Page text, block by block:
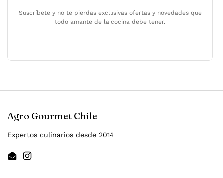
Suscríbete y no te pierdas exclusivas ofertas y novedades que
todo amante de la cocina debe tener.
Agro Gourmet Chile
Expertos culinarios desde 2014
EmailInstagram